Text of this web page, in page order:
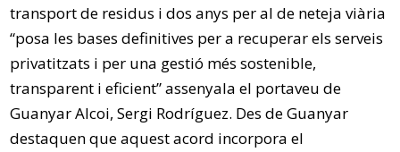
transport de residus i dos anys per al de neteja viària
“posa les bases definitives per a recuperar els serveis
privatitzats i per una gestió més sostenible,
transparent i eficient” assenyala el portaveu de
Guanyar Alcoi, Sergi Rodríguez. Des de Guanyar
destaquen que aquest acord incorpora el